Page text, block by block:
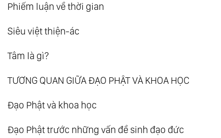
Phiếm luận về thời gian
Siêu việt thiện-ác
Tâm là gì?
TƯƠNG QUAN GIỮA ĐẠO PHẬT VÀ KHOA HỌC
Đạo Phật và khoa học
Đạo Phật trước những vấn đề sinh đạo đức